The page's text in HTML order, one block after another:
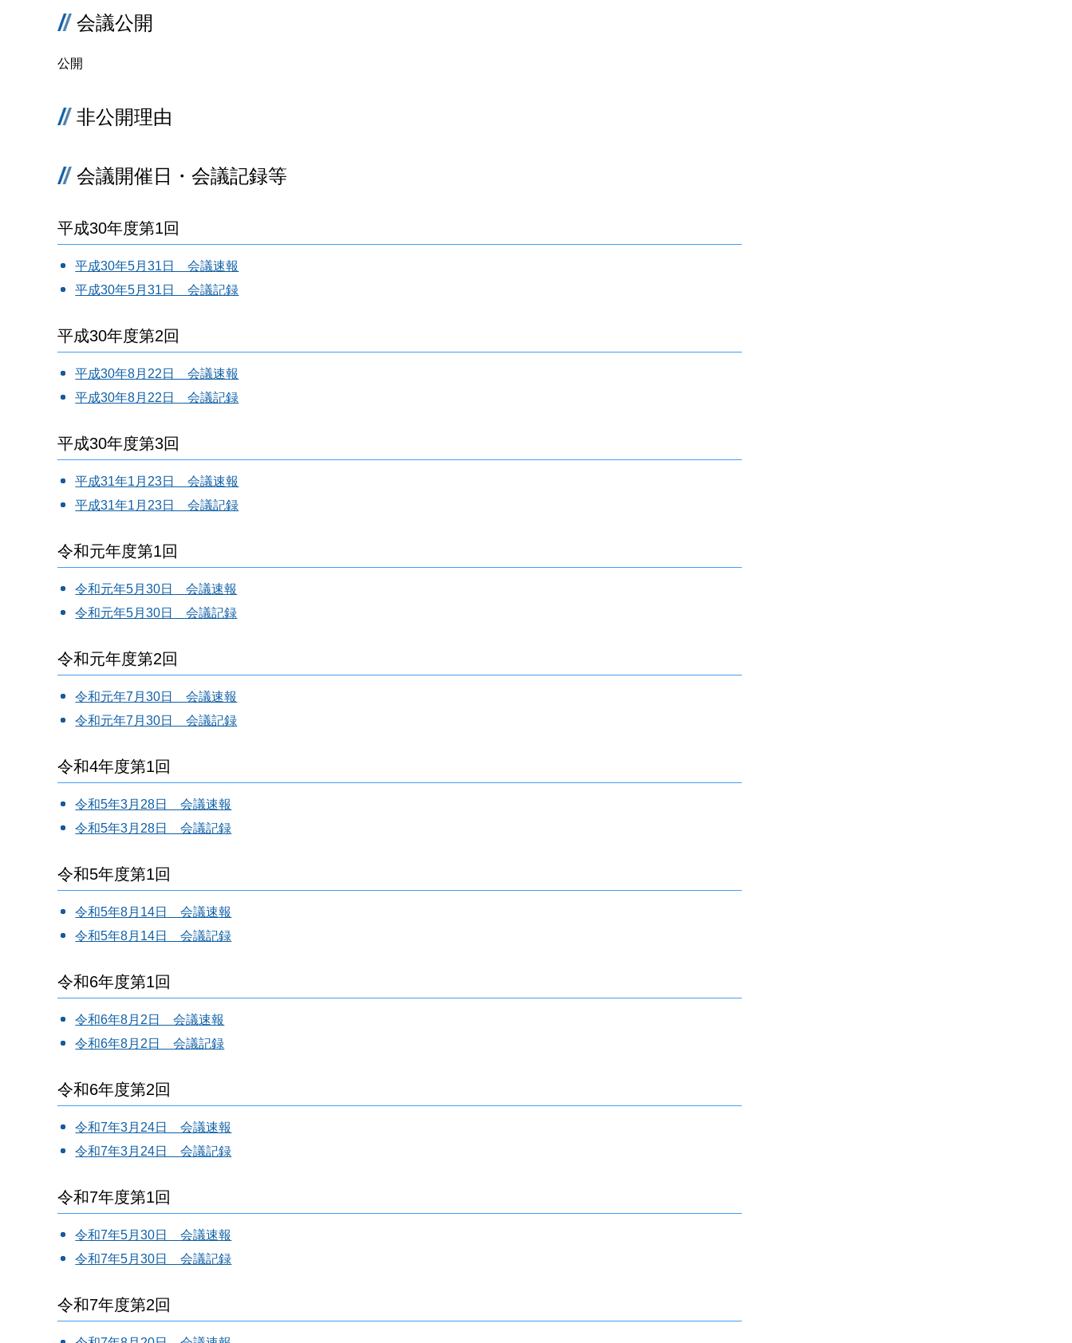
会議公開
公開
非公開理由
会議開催日・会議記録等
平成30年度第1回
平成30年5月31日 会議速報
平成30年5月31日 会議記録
平成30年度第2回
平成30年8月22日 会議速報
平成30年8月22日 会議記録
平成30年度第3回
平成31年1月23日 会議速報
平成31年1月23日 会議記録
令和元年度第1回
令和元年5月30日 会議速報
令和元年5月30日 会議記録
令和元年度第2回
令和元年7月30日 会議速報
令和元年7月30日 会議記録
令和4年度第1回
令和5年3月28日 会議速報
令和5年3月28日 会議記録
令和5年度第1回
令和5年8月14日 会議速報
令和5年8月14日 会議記録
令和6年度第1回
令和6年8月2日 会議速報
令和6年8月2日 会議記録
令和6年度第2回
令和7年3月24日 会議速報
令和7年3月24日 会議記録
令和7年度第1回
令和7年5月30日 会議速報
令和7年5月30日 会議記録
令和7年度第2回